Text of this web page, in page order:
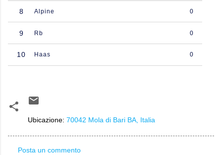
8 Alpine 0
9 Rb 0
10 Haas 0
Ubicazione: 70042 Mola di Bari BA, Italia
Posta un commento